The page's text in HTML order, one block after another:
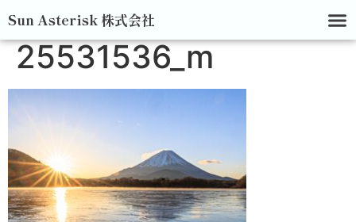
Sun Asterisk 株式会社
25531536_m